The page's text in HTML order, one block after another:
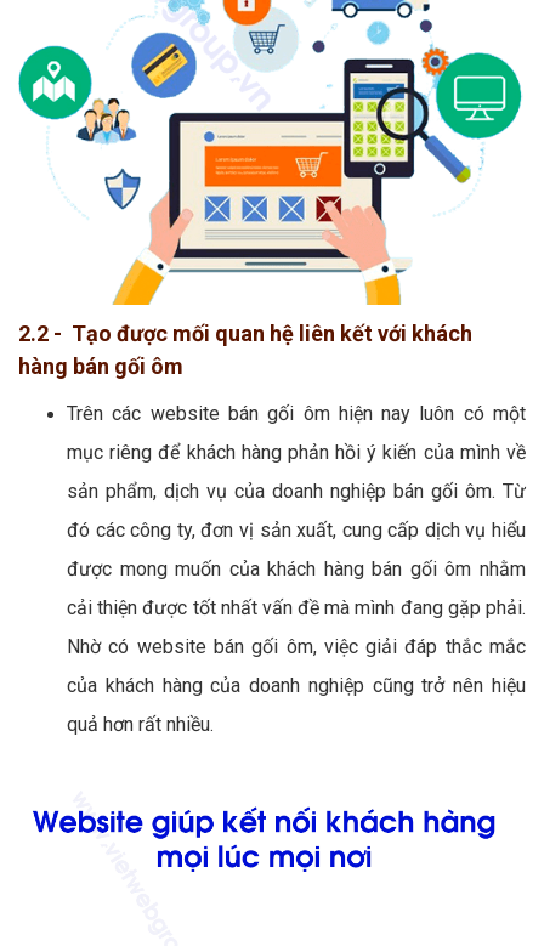
2.2 - Tạo được mối quan hệ liên kết với khách
hàng bán gối ôm
Trên các website bán gối ôm hiện nay luôn có một
mục riêng để khách hàng phản hồi ý kiến của mình về
sản phẩm, dịch vụ của doanh nghiệp bán gối ôm. Từ
đó các công ty, đơn vị sản xuất, cung cấp dịch vụ hiểu
được mong muốn của khách hàng bán gối ôm nhằm
cải thiện được tốt nhất vấn đề mà mình đang gặp phải.
Nhờ có website bán gối ôm, việc giải đáp thắc mắc
của khách hàng của doanh nghiệp cũng trở nên hiệu
quả hơn rất nhiều.